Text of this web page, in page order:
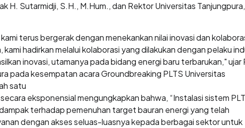
H. Sutarmidji, S.H., M.Hum., dan Rektor Universitas Tanjungpura,
terus bergerak dengan menekankan nilai inovasi dan
hadirkan melalui kolaborasi yang dilakukan dengan pelaku
inovasi, utamanya pada bidang energi baru terbarukan," ujar
pada kesempatan acara Groundbreaking PLTS Universitas
satu
eksponensial mengungkapkan bahwa, “Instalasi sistem
terhadap pemenuhan target bauran energi yang telah
dengan akses seluas-luasnya kepada berbagai sektor untuk